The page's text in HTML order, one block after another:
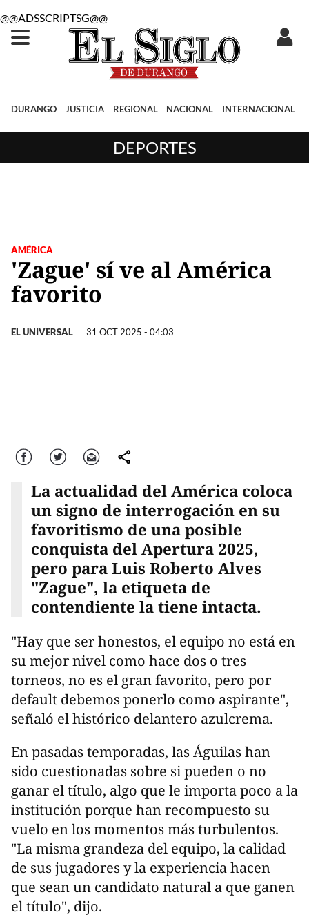
@@ADSSCRIPTSG@@
DURANGO JUSTICIA REGIONAL NACIONAL INTERNACIONAL
DEPORTES
AMÉRICA
'Zague' sí ve al América
favorito
EL UNIVERSAL 31 OCT 2025 - 04:03
Facebook Twitter Correo comparte
La actualidad del América coloca
un signo de interrogación en su
favoritismo de una posible
conquista del Apertura 2025,
pero para Luis Roberto Alves
"Zague", la etiqueta de
contendiente la tiene intacta.
"Hay que ser honestos, el equipo no está en
su mejor nivel como hace dos o tres
torneos, no es el gran favorito, pero por
default debemos ponerlo como aspirante",
señaló el histórico delantero azulcrema.
En pasadas temporadas, las Águilas han
sido cuestionadas sobre si pueden o no
ganar el título, algo que le importa poco a la
institución porque han recompuesto su
vuelo en los momentos más turbulentos.
"La misma grandeza del equipo, la calidad
de sus jugadores y la experiencia hacen
que sean un candidato natural a que ganen
el título", dijo.